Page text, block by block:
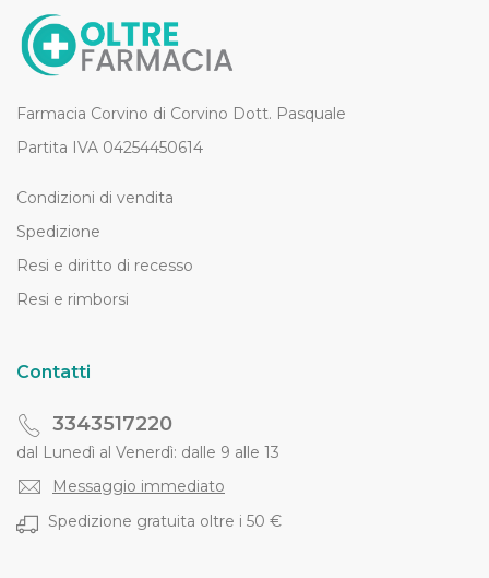
Farmacia Corvino di Corvino Dott. Pasquale
Partita IVA 04254450614
Condizioni di vendita
Spedizione
Resi e diritto di recesso
Resi e rimborsi
Contatti
3343517220
dal Lunedì al Venerdì: dalle 9 alle 13
Messaggio immediato
Spedizione gratuita oltre i 50 €